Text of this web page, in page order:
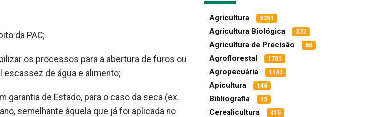
da PAC;
os processos para a abertura de furos ou
escassez de água e alimento;
garantia de Estado, para o caso da seca (ex.
semelhante àquela que já foi aplicada no
Agricultura 5351
Agricultura Biológica 372
Agricultura de Precisão 66
Agroflorestal 1781
Agropecuária 1143
Apicultura 146
Bibliografia 15
Cerealicultura 415